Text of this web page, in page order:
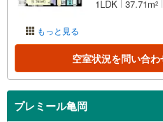
もっと見る
1LDK 37.71m2
空室状況を問い合わ
プレミール亀岡